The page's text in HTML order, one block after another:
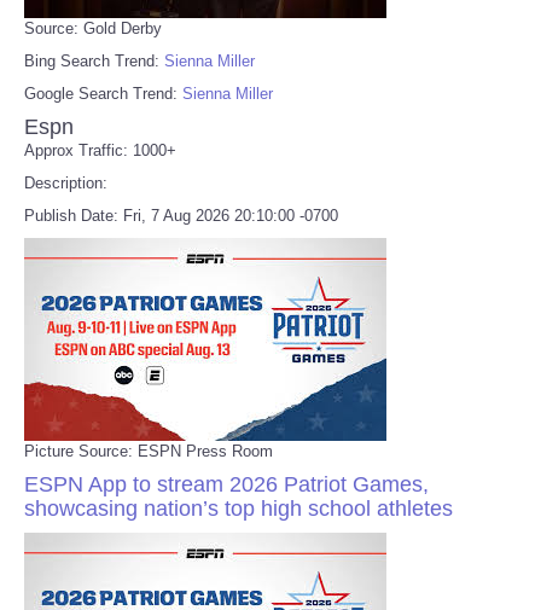
Source: Gold Derby
Bing Search Trend: Sienna Miller
Google Search Trend: Sienna Miller
Espn
Approx Traffic: 1000+
Description:
Publish Date: Fri, 7 Aug 2026 20:10:00 -0700
Picture Source: ESPN Press Room
ESPN App to stream 2026 Patriot Games,
showcasing nation’s top high school athletes